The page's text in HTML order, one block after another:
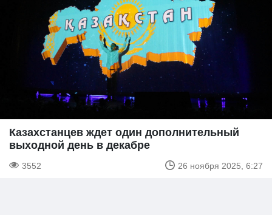
Казахстанцев ждет один дополнительный
выходной день в декабре
3552 26 ноября 2025, 6:27